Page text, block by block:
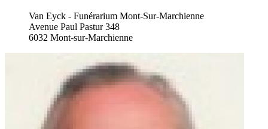
Van Eyck - Funérarium Mont-Sur-Marchienne
Avenue Paul Pastur 348
6032 Mont-sur-Marchienne